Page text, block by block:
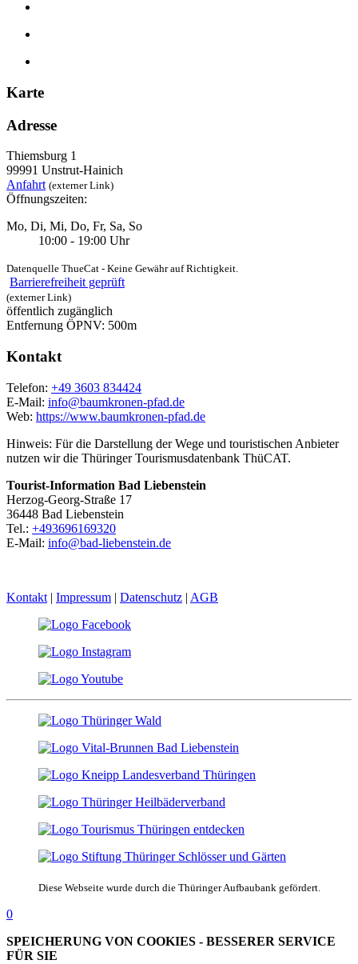
Karte
Adresse
Thiemsburg 1
99991 Unstrut-Hainich
Anfahrt (externer Link)
Öffnungszeiten:
Mo, Di, Mi, Do, Fr, Sa, So
10:00 - 19:00 Uhr
Datenquelle ThueCat - Keine Gewähr auf Richtigkeit.
Barrierefreiheit geprüft
(externer Link)
öffentlich zugänglich
Entfernung ÖPNV: 500m
Kontakt
Telefon: +49 3603 834424
E-Mail: info@baumkronen-pfad.de
Web: https://www.baumkronen-pfad.de
Hinweis: Für die Darstellung der Wege und touristischen Anbieter
nutzen wir die Thüringer Tourismusdatenbank ThüCAT.
Tourist-Information Bad Liebenstein
Herzog-Georg-Straße 17
36448 Bad Liebenstein
Tel.: +493696169320
E-Mail: info@bad-liebenstein.de
Kontakt | Impressum | Datenschutz | AGB
Diese Webseite wurde durch die Thüringer Aufbaubank gefördert.
0
SPEICHERUNG VON COOKIES - BESSERER SERVICE
FÜR SIE